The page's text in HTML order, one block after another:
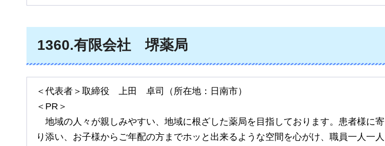
1360.有限会社 堺薬局
＜代表者＞取締役 上田 卓司（所在地：日南市）
＜PR＞
地域の人々が親しみやすい、地域に根ざした薬局を目指しております。患者様に寄
り添い、お子様からご年配の方までホッと出来るような空間を心がけ、職員一人一人